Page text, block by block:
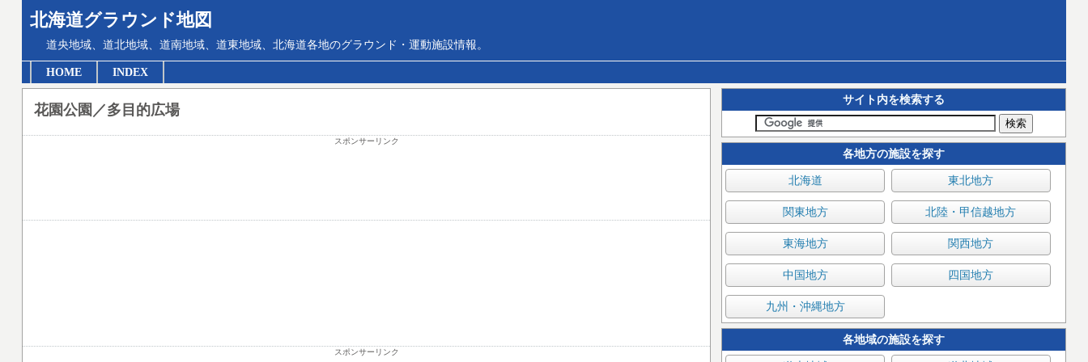
北海道グラウンド地図
道央地域、道北地域、道南地域、道東地域、北海道各地のグラウンド・運動施設情報。
HOME INDEX
サイト内を検索する
各地方の施設を探す
北海道 東北地方
関東地方 北陸・甲信越地方
東海地方 関西地方
中国地方 四国地方
九州・沖縄地方
各地域の施設を探す
花園公園／多目的広場
スポンサーリンク
スポンサーリンク